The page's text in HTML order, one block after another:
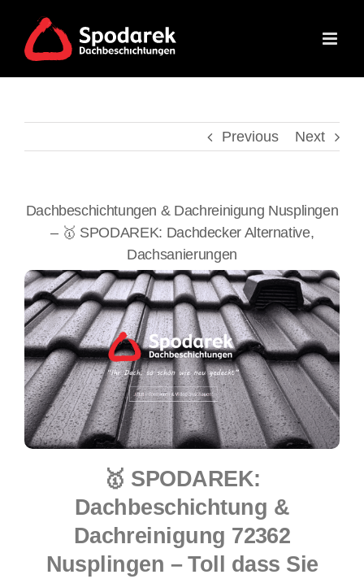
content
Previous Next
Dachbeschichtungen & Dachreinigung Nusplingen
– 🥇 SPODAREK: Dachdecker Alternative,
Dachsanierungen
🥇 SPODAREK:
Dachbeschichtung &
Dachreinigung 72362
Nusplingen – Toll dass Sie